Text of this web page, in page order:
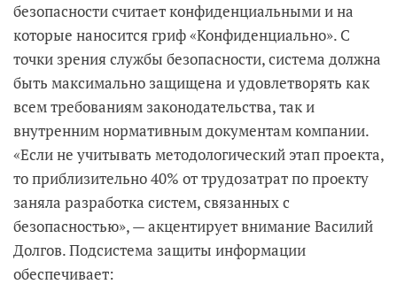
безопасности считает конфиденциальными и на
которые наносится гриф «Конфиденциально». С
точки зрения службы безопасности, система должна
быть максимально защищена и удовлетворять как
всем требованиям законодательства, так и
внутренним нормативным документам компании.
«Если не учитывать методологический этап проекта,
то приблизительно 40% от трудозатрат по проекту
заняла разработка систем, связанных с
безопасностью», — акцентирует внимание Василий
Долгов. Подсистема защиты информации
обеспечивает: